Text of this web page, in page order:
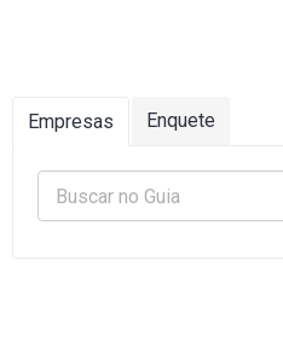
Empresas Enquete